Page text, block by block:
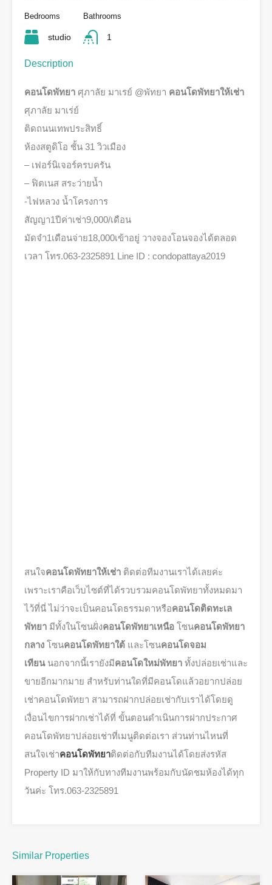
Bedrooms
studio
Bathrooms
1
Description
คอนโดพัทยา ศุภาลัย มาเรย์ @พัทยา คอนโดพัทยาให้เช่า
ศุภาลัย มาเร่ย์
ติดถนนเทพประสิทธิ์
ห้องสตูดิโอ ชั้น 31 วิวเมือง
– เฟอร์นิเจอร์ครบครัน
– ฟิตเนส สระว่ายน้ำ
-ไฟหลวง น้ำโครงการ
สัญญา1ปีค่าเช่า9,000/เดือน
มัดจำ1เดือนจ่าย18,000เข้าอยู่ วางจองโอนจองได้ตลอด
เวลา โทร.063-2325891 Line ID : condopattaya2019
สนใจคอนโดพัทยาให้เช่า ติดต่อทีมงานเราได้เลยค่ะ
เพราะเราคือเว็บไซต์ที่ได้รวบรวมคอนโดพัทยาทั้งหมดมา
ไว้ที่นี่ ไม่ว่าจะเป็นคอนโดธรรมดาหรือคอนโดติดทะเล
พัทยา มีทั้งในโซนฝั่งคอนโดพัทยาเหนือ โซนคอนโดพัทยา
กลาง โซนคอนโดพัทยาใต้ และโซนคอนโดจอม
เทียน นอกจากนี้เรายังมีคอนโดใหม่พัทยา ทั้งปล่อยเช่าและ
ขายอีกมากมาย สำหรับท่านใดที่มีคอนโดแล้วอยากปล่อย
เช่าคอนโดพัทยา สามารถฝากปล่อยเช่ากับเราได้โดยดู
เงื่อนไขการฝากเช่าได้ที่ ขั้นตอนดำเนินการฝากประกาศ
คอนโดพัทยาปล่อยเช่าที่เมนูติดต่อเรา ส่วนท่านไหนที่
สนใจเช่าคอนโดพัทยาติดต่อกับทีมงานได้โดยส่งรหัส
Property ID มาให้กับทางทีมงานพร้อมกับนัดชมห้องได้ทุก
วันค่ะ โทร.063-2325891
Similar Properties